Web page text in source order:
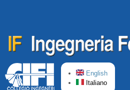
English
Italiano